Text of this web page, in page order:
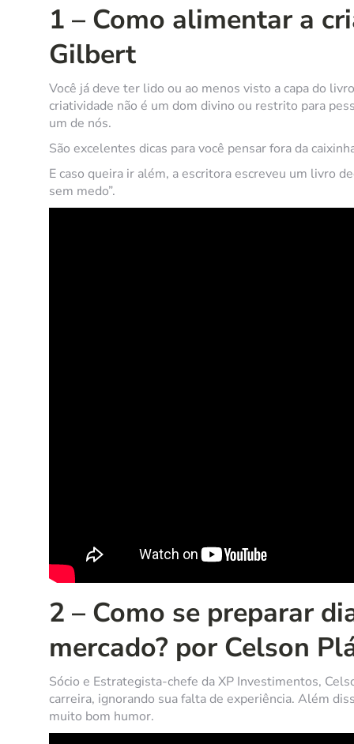
1 – Como alimentar a
Gilbert
Você já deve ter lido ou ao menos visto a capa do
criatividade não é um dom divino ou restrito para
um de nós.
São excelentes dicas para você pensar fora da
E caso queira ir além, a escritora escreveu um livro
sem medo”.
2 – Como se preparar
mercado? por Celson
Sócio e Estrategista-chefe da XP Investimentos,
carreira, ignorando sua falta de experiência. Além
muito bom humor.